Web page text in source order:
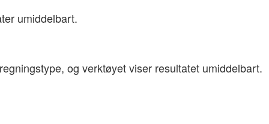
umiddelbart.
og verktøyet viser resultatet umiddelbart.